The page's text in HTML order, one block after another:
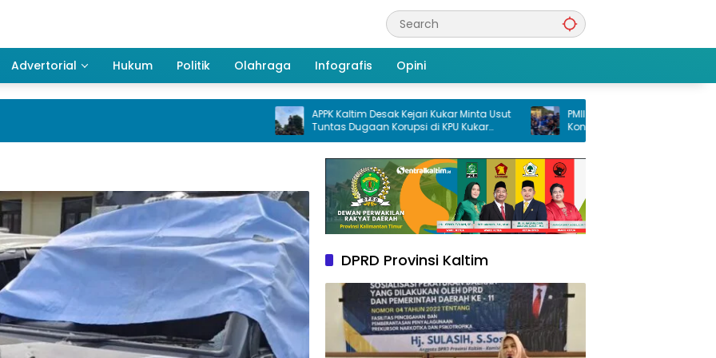
Advertorial Hukum Politik Olahraga Infografis Opini
APPK Kaltim Desak Kejari Kukar Minta Usut
Tuntas Dugaan Korupsi di KPU Kukar
pada penggunaan Dana Hibah PSU
PMII Samarinda Gelar Pembukaan
Konfercab XXXV, Taufikuddin Ajak
Kader Perkuat Persatuan
DPRD Provinsi Kaltim